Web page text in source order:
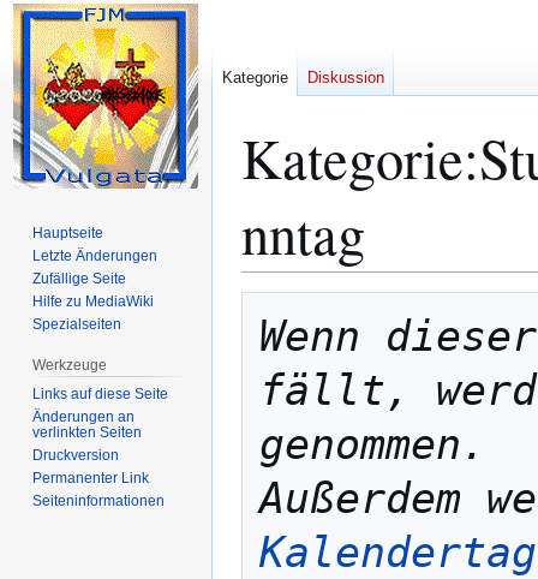
Kategorie:
nntag
Navigation
springen
Suche
springen
Wenn
fällt,
genommen.
Kategorie Diskussion
Hauptseite
Letzte Änderungen
Zufällige Seite
Hilfe zu MediaWiki
Spezialseiten
Werkzeuge
Links auf diese Seite
Änderungen an
verlinkten Seiten
Druckversion
Permanenter Link
Seiten­­informationen